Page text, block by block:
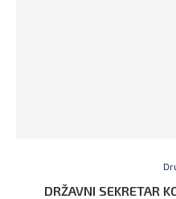
DRŽAVNI SEKRETAR